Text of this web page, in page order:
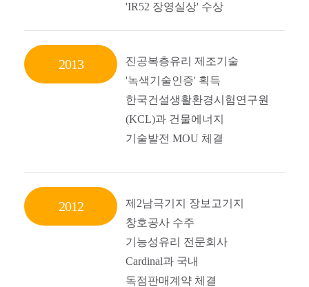
'IR52 장영실상' 수상
2013
진공복층유리 제조기술
'녹색기술인증' 획득
한국건설생활환경시험연구원
(KCL)과 건물에너지
기술발전 MOU 체결
2012
제2남극기지 장보고기지
창호공사 수주
기능성유리 전문회사
Cardinal과 국내
독점판매계약 체결